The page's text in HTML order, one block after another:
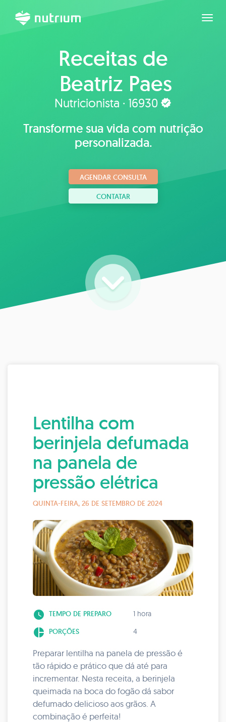
Receitas de
Beatriz Paes
Nutricionista · 16930
Transforme sua vida com nutrição
personalizada.
AGENDAR CONSULTA
CONTATAR
Lentilha com
berinjela defumada
na panela de
pressão elétrica
QUINTA-FEIRA, 26 DE SETEMBRO DE 2024
watch_later TEMPO DE PREPARO 1 hora
pie_chart PORÇÕES 4
Preparar lentilha na panela de pressão é
tão rápido e prático que dá até para
incrementar. Nesta receita, a berinjela
queimada na boca do fogão dá sabor
defumado delicioso aos grãos. A
combinação é perfeita!